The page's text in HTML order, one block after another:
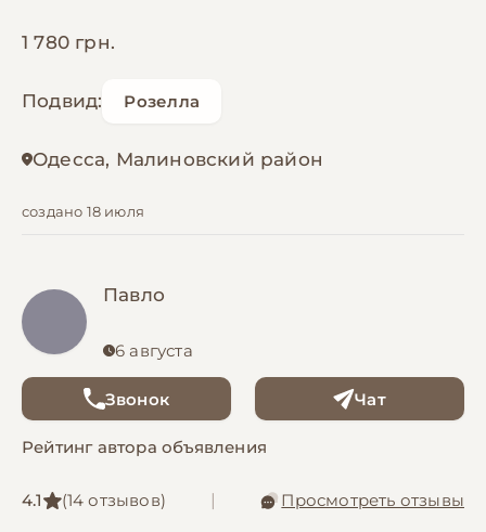
1 780 грн.
Подвид: Розелла
Одесса, Малиновский район
создано 18 июля
Павло
6 августа
Звонок Чат
Рейтинг автора объявления
4.1 (14 отзывов) Просмотреть отзывы